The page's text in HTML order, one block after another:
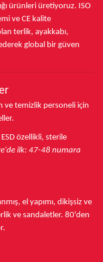
ürünleri üretiyoruz. ISO
ve CE kalite
terlik, ayakkabı,
global bir güven
ve temizlik personeli için
özellikli, sterile
ilk: 47-48 numara
el yapımı, dikişsiz ve
ve sandaletler. 80'den